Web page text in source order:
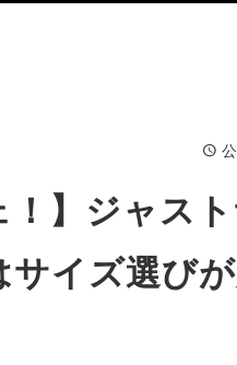
！】ジャス
サイズ選び